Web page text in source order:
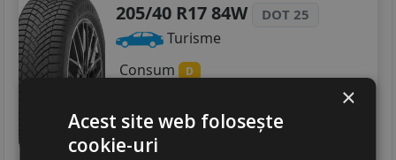
205/40 R17 84W
DOT 25
Turisme
Consum
D
Zgomot A 71 dB
324RON
×
Acest site web folosește
cookie-uri